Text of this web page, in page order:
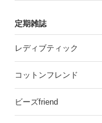
定期雑誌
レディブティック
コットンフレンド
ビーズfriend